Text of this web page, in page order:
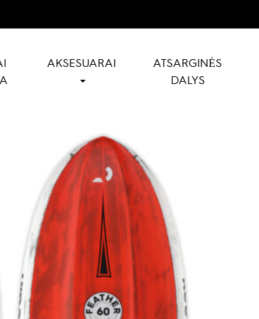
AKSESUARAI
ATSARGINĖS
DALYS